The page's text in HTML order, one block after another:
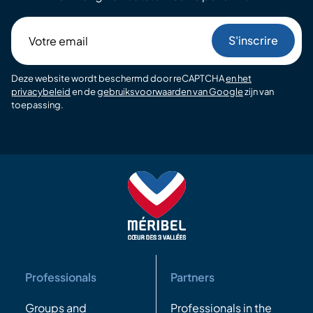
email
Deze website wordt beschermd door reCAPTCHAen het
privacybeleiden degebruiksvoorwaarden van Googlezijn van
toepassing.
Professionals
Groups and
Partners
Professionals in the